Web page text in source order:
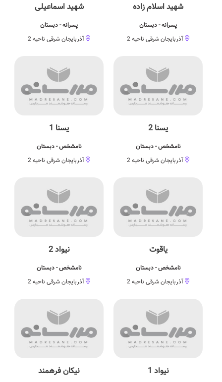
شهید اسلام زاده
پسرانه - دبستان
آذربایجان شرقی ناحیه 2
شهید اسماعیلی
پسرانه - دبستان
آذربایجان شرقی ناحیه 2
يسنا 2
نامشخص - دبستان
آذربایجان شرقی ناحیه 2
یسنا 1
نامشخص - دبستان
آذربایجان شرقی ناحیه 2
یاقوت
نامشخص - دبستان
آذربایجان شرقی ناحیه 2
نيواد 2
نامشخص - دبستان
آذربایجان شرقی ناحیه 2
نیواد 1 نیکان فرهمند